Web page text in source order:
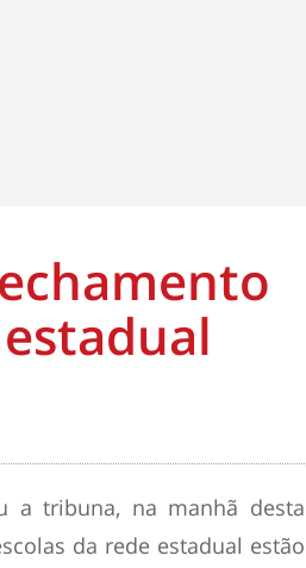
a tribuna, na manhã desta
da rede estadual estão